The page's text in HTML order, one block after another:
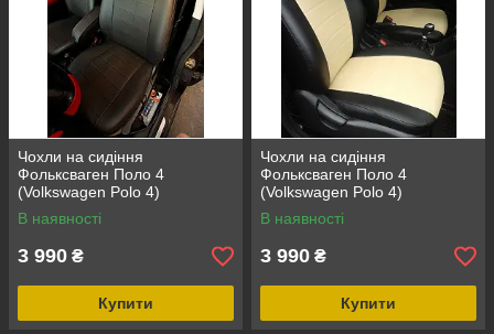
Чохли на сидіння
Фольксваген Поло 4
(Volkswagen Polo 4)
(модельні, окремий
підголовник) Чорно-зелений
В наявності
3 990 ₴
Купити
Чохли на сидіння
Фольксваген Поло 4
(Volkswagen Polo 4)
(модельні, окремий
підголовник) Чорно-бежевий
В наявності
3 990 ₴
Купити